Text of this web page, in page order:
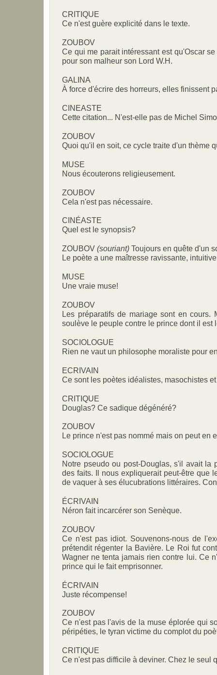
CRITIQUE
Ce n'est guère explicité dans le texte.
ZOUBOV
Ce qui me parait intéressant est qu'Oscar
pour son malheur son Lord W.H.
GALINA
À force d'écrire des horreurs, elles finissent
CINEASTE
Cette citation... N'est-elle pas de Michel
ZOUBOV
Quoi qu'il en soit, ce cycle traite d'un thème
MUSE
Nous écouterons religieusement.
ZOUBOV
Cela n'est pas nécessaire.
CINÉASTE
Quel est le synopsis?
ZOUBOV (souriant) Toujours en quête d'un
Le poète a une maîtresse ravissante,
MUSE
Une vraie muse!
ZOUBOV
Les préparatifs de mariage sont en
soulève le peuple contre le prince dont il est
SOCIOLOGUE
Rien ne vaut un philosophe moraliste pour
ECRIVAIN
Ce sont les poètes idéalistes, masochistes
CRITIQUE
Douglas? Ce sadique dégénéré?
ZOUBOV
Le prince n'est pas nommé mais on peut en
SOCIOLOGUE
Notre pseudo ou post-Douglas, s'il avait la
des faits. Il nous expliquerait peut-être que
de vaquer à ses élucubrations littéraires.
ÉCRIVAIN
Néron fait incarcérer son Senèque.
ZOUBOV
Ce n'est pas idiot. Souvenons-nous de
prétendit régenter la Bavière. Le Roi fut
Wagner ne tenta jamais rien contre lui. Ce
prince qui le fait emprisonner.
ÉCRIVAIN
Juste récompense!
ZOUBOV
Ce n'est pas l'avis de la muse éplorée qui
péripéties, le tyran victime du complot du
CRITIQUE
Ce n'est pas difficile à deviner. Chez le seul